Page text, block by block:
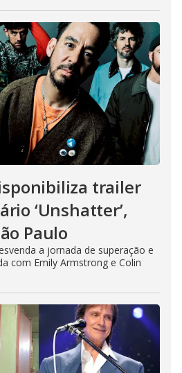
trailer
‘Unshatter’,
Paulo
a jornada de superação e
com Emily Armstrong e Colin